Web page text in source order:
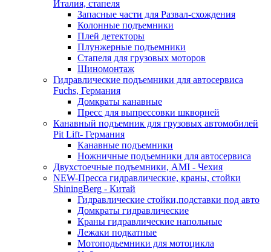
Италия, стапеля
Запасные части для Развал-схождения
Колонные подъемники
Плей детекторы
Плунжерные подъемники
Стапеля для грузовых моторов
Шиномонтаж
Гидравлические подъемники для автосервиса
Fuchs, Германия
Домкраты канавные
Пресс для выпрессовки шкворней
Канавный подъемник для грузовых автомобилей
Pit Lift- Германия
Канавные подъемники
Ножничные подъемники для автосервиса
Двухстоечные подъемники, АМІ - Чехия
NEW-Пресса гидравлические, краны, стойки
ShiningBerg - Китай
Гидравлические стойки,подставки под авто
Домкраты гидравлические
Краны гидравлические напольные
Лежаки подкатные
Мотоподьемники для мотоцикла